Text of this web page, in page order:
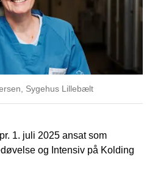
Sygehus Lillebælt
1. juli 2025 ansat som
og Intensiv på Kolding